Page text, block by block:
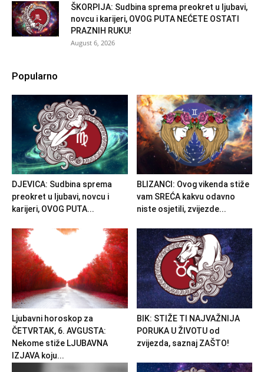
ŠKORPIJA: Sudbina sprema preokret u ljubavi,
novcu i karijeri, OVOG PUTA NEĆETE OSTATI
PRAZNIH RUKU!
August 6, 2026
Popularno
DJEVICA: Sudbina sprema
preokret u ljubavi, novcu i
karijeri, OVOG PUTA...
BLIZANCI: Ovog vikenda stiže
vam SREĆA kakvu odavno
niste osjetili, zvijezde...
Ljubavni horoskop za
ČETVRTAK, 6. AVGUSTA:
Nekome stiže LJUBAVNA
IZJAVA koju...
BIK: STIŽE TI NAJVAŽNIJA
PORUKA U ŽIVOTU od
zvijezda, saznaj ZAŠTO!